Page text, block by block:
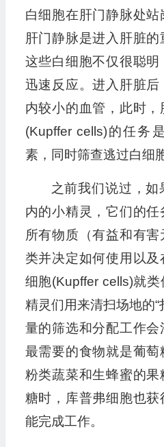
白细胞在肝门静脉处站
肝门静脉是进入肝脏的
这些白细胞不仅很聪
迅速反应。进入肝脏
内较小的血管，此时
(Kupffer cells)的任务
素，同时筛查逃过白细
之前我们说过，
内的小精灵，它们的
所有物质（有益和有
类并决定如何使用以
细胞(Kupffer cells)就
精灵们用来清扫场地的
量的筛选和分配工作
最需要的食物就是葡
粉类蔬菜和生蜂蜜的
糖时，库普弗细胞也
能完成工作。